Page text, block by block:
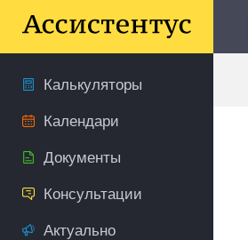
Калькуляторы
Календари
Документы
Консультации
Актуально